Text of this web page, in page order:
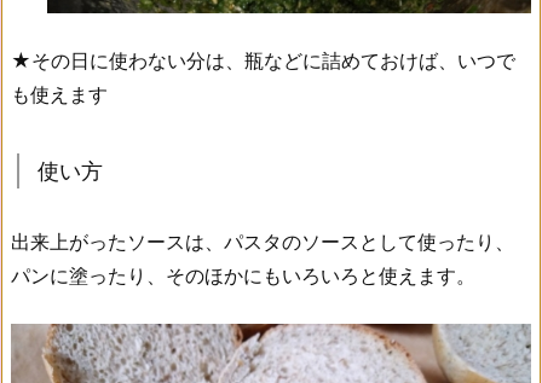
★その日に使わない分は、瓶などに詰めておけば、いつで
も使えます
使い方
出来上がったソースは、パスタのソースとして使ったり、
パンに塗ったり、そのほかにもいろいろと使えます。